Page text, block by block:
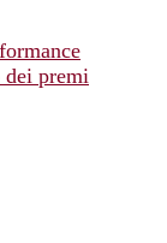
dei premi